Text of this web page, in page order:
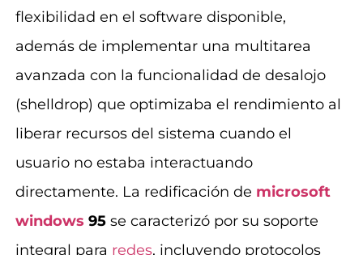
flexibilidad en el software disponible,
además de implementar una multitarea
avanzada con la funcionalidad de desalojo
(shelldrop) que optimizaba el rendimiento al
liberar recursos del sistema cuando el
usuario no estaba interactuando
directamente. La redificación de microsoft
windows 95se caracterizó por su soporte
integral para redes, incluyendo protocolos